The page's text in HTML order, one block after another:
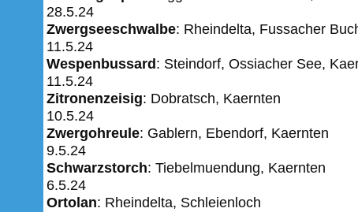
28.5.24
Zwergseeschwalbe: Rheindelta, Fussacher
11.5.24
Wespenbussard: Steindorf, Ossiacher See,
11.5.24
Zitronenzeisig: Dobratsch, Kaernten
10.5.24
Zwergohreule: Gablern, Ebendorf, Kaernten
​​​​​​9.5.24
Schwarzstorch: Tiebelmuendung, Kaernten
6.5.24
Ortolan: Rheindelta, Schleienloch